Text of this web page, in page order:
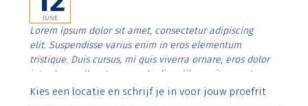
JUNE
Lorem ipsum dolor sit amet, consectetur adipiscing
elit. Suspendisse varius enim in eros elementum
tristique. Duis cursus, mi quis viverra ornare, eros dolor
interdum nulla, ut commodo diam libero vitae erat.
Aenean faucibus nibh et justo cursus id rutrum lorem
Kies een locatie en schrijf je in voor jouw proefrit